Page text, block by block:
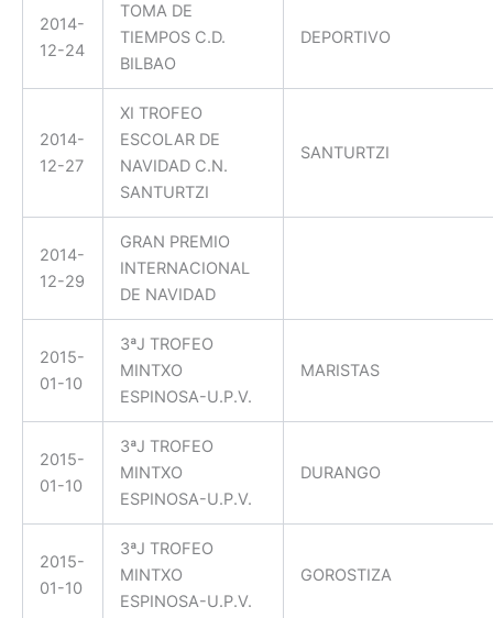
2014-
12-24
TOMA DE
TIEMPOS C.D.
BILBAO
DEPORTIVO
2014-
12-27
XI TROFEO
ESCOLAR DE
NAVIDAD C.N.
SANTURTZI
SANTURTZI
2014-
12-29
GRAN PREMIO
INTERNACIONAL
DE NAVIDAD
2015-
01-10
3ªJ TROFEO
MINTXO
ESPINOSA-U.P.V.
MARISTAS
2015-
01-10
3ªJ TROFEO
MINTXO
ESPINOSA-U.P.V.
DURANGO
2015-
01-10
3ªJ TROFEO
MINTXO
ESPINOSA-U.P.V.
GOROSTIZA